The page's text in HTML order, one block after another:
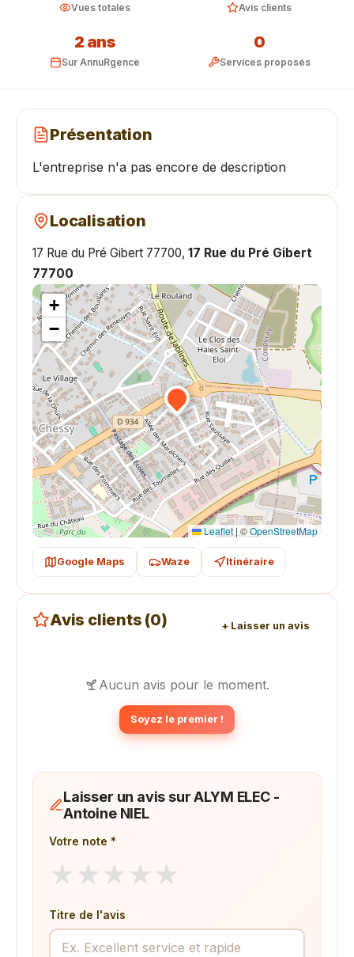
Vues totales Avis clients
2 ans
Sur AnnuRgence
0
Services proposés
Présentation
L'entreprise n'a pas encore de description
Localisation
17 Rue du Pré Gibert 77700, 17 Rue du Pré Gibert
77700
+
−
Leaflet |©OpenStreetMap
Google Maps Waze Itinéraire
Avis clients (0) + Laisser un avis
Aucun avis pour le moment.
Soyez le premier !
Laisser un avis sur ALYM ELEC -
Antoine NIEL
Votre note *
★ ★ ★ ★ ★
Titre de l'avis